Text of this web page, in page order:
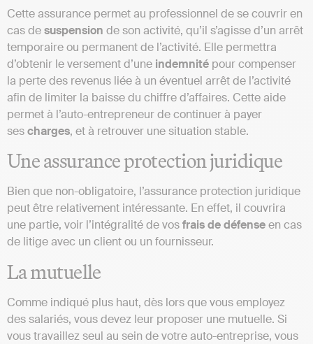
Cette assurance permet au professionnel de se couvrir en
cas desuspension de son activité, qu’il s’agisse d’un arrêt
temporaire ou permanent de l’activité. Elle permettra
d’obtenir le versement d’une indemnité pour compenser
la perte des revenus liée à un éventuel arrêt de l’activité
afin de limiter la baisse du chiffre d’affaires. Cette aide
permet à l’auto-entrepreneur de continuer à payer
sescharges, et à retrouver une situation stable.
Une assurance protection juridique
Bien que non-obligatoire, l’assurance protection juridique
peut être relativement intéressante. En effet, il couvrira
une partie, voir l’intégralité de vosfraisdedéfenseen cas
de litige avec un client ou un fournisseur.
La mutuelle
Comme indiqué plus haut, dès lors que vous employez
des salariés, vous devez leur proposer une mutuelle. Si
vous travaillez seul au sein de votre auto-entreprise, vous